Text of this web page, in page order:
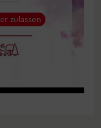
zulassen